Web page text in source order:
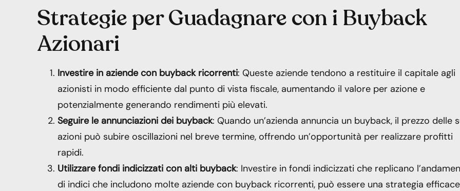
Strategie per Guadagnare con i Buyback
Azionari
Investire in aziende con buyback ricorrenti: Queste aziende tendono a restituire il capitale agli
azionisti in modo efficiente dal punto di vista fiscale, aumentando il valore per azione e
potenzialmente generando rendimenti più elevati.
Seguire le annunciazioni dei buyback: Quando un’azienda annuncia un buyback, il prezzo delle
azioni può subire oscillazioni nel breve termine, offrendo un’opportunità per realizzare profitti
rapidi.
Utilizzare fondi indicizzati con alti buyback: Investire in fondi indicizzati che replicano
di indici che includono molte aziende con buyback ricorrenti, può essere una strategia